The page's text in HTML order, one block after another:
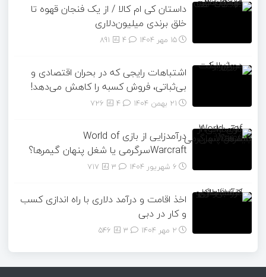
داستان کی ام کالا / از یک فنجان قهوه تا
خلق برندی میلیون‌دلاری
15 مهر 1404 891
اشتباهات رایجی که در بحران اقتصادی و
بی‌ثباتی، فروش کسبه را کاهش می‌دهد!
21 بهمن 1404 726
درآمدزایی از بازی World of
Warcraftسرگرمی یا شغل پنهان گیمرها؟
6 شهریور 1404 717
اخذ اقامت و درآمد دلاری با راه اندازی کسب
و کار در دبی
2 مهر 1404 546